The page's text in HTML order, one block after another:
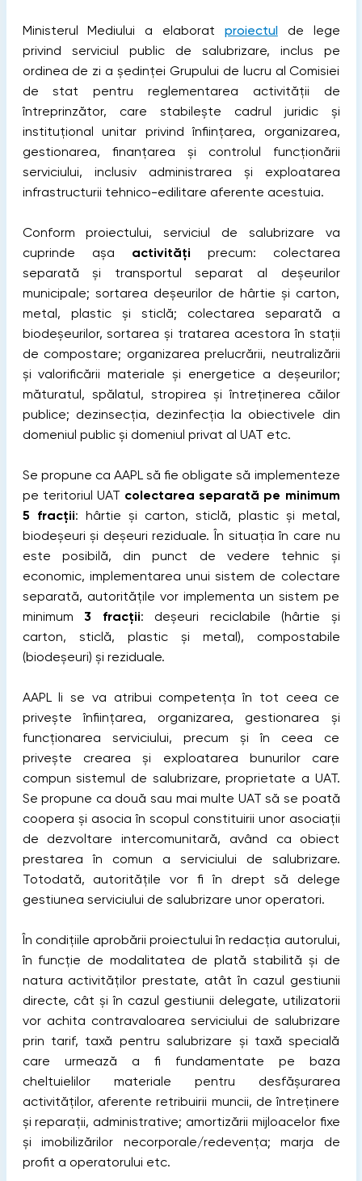
Ministerul Mediului a elaborat proiectulde lege
privind serviciul public de salubrizare, inclus pe
ordinea de zi a ședinței Grupului de lucru al Comisiei
de stat pentru reglementarea activității de
întreprinzător, care stabilește cadrul juridic și
instituțional unitar privind înființarea, organizarea,
gestionarea, finanțarea şi controlul funcționării
serviciului, inclusiv administrarea și exploatarea
infrastructurii tehnico-edilitare aferente acestuia.
Conform proiectului, serviciul de salubrizare va
cuprinde așa activități precum: colectarea
separată și transportul separat al deșeurilor
municipale; sortarea deșeurilor de hârtie și carton,
metal, plastic şi sticlă; colectarea separată a
biodeșeurilor, sortarea și tratarea acestora în stații
de compostare; organizarea prelucrării, neutralizării
și valorificării materiale şi energetice a deşeurilor;
măturatul, spălatul, stropirea şi întreţinerea căilor
publice; dezinsecţia, dezinfecţia la obiectivele din
domeniul public şi domeniul privat al UAT etc.
Se propune ca AAPL să fie obligate să implementeze
pe teritoriul UAT colectarea separată pe minimum
5 fracții: hârtie și carton, sticlă, plastic și metal,
biodeșeuri și deșeuri reziduale. În situaţia în care nu
este posibilă, din punct de vedere tehnic și
economic, implementarea unui sistem de colectare
separată, autoritățile vor implementa un sistem pe
minimum 3 fracţii: deșeuri reciclabile (hârtie și
carton, sticlă, plastic și metal), compostabile
(biodeșeuri) și reziduale.
AAPL li se va atribui competența în tot ceea ce
privește înființarea, organizarea, gestionarea şi
funcționarea serviciului, precum şi în ceea ce
privește crearea şi exploatarea bunurilor care
compun sistemul de salubrizare, proprietate a UAT.
Se propune ca două sau mai multe UAT să se poată
coopera și asocia în scopul constituirii unor asociații
de dezvoltare intercomunitară, având ca obiect
prestarea în comun a serviciului de salubrizare.
Totodată, autoritățile vor fi în drept să delege
gestiunea serviciului de salubrizare unor operatori.
În condițiile aprobării proiectului în redacția autorului,
în funcție de modalitatea de plată stabilită și de
natura activităților prestate, atât în cazul gestiunii
directe, cât şi în cazul gestiunii delegate, utilizatorii
vor achita contravaloarea serviciului de salubrizare
prin tarif, taxă pentru salubrizare și taxă specială
care urmează a fi fundamentate pe baza
cheltuielilor materiale pentru desfășurarea
activităților, aferente retribuirii muncii, de întreținere
și reparații, administrative; amortizării mijloacelor fixe
și imobilizărilor necorporale/redevența; marja de
profit a operatorului etc.